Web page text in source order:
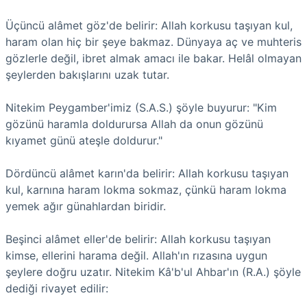
Üçüncü alâmet göz'de belirir: Allah korkusu taşıyan kul,
haram olan hiç bir şeye bakmaz. Dünyaya aç ve muhteris
gözlerle değil, ibret almak amacı ile bakar. Helâl olmayan
şeylerden bakışlarını uzak tutar.
Nitekim Peygamber'imiz (S.A.S.) şöyle buyurur: "Kim
gözünü haramla doldurursa Allah da onun gözünü
kıyamet günü ateşle doldurur."
Dördüncü alâmet karın'da belirir: Allah korkusu taşıyan
kul, karnına haram lokma sokmaz, çünkü haram lokma
yemek ağır günahlardan biridir.
Beşinci alâmet eller'de belirir: Allah korkusu taşıyan
kimse, ellerini harama değil. Allah'ın rızasına uygun
şeylere doğru uzatır. Nitekim Kâ'b'ul Ahbar'ın (R.A.) şöyle
dediği rivayet edilir: